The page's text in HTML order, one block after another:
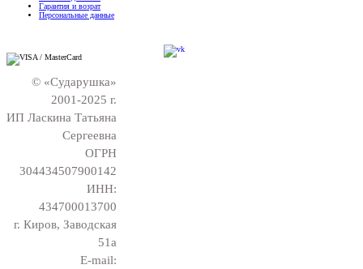
Гарантия и возрат
Персональные данные
© «Сударушка»
2001-2025 г.
ИП Ласкина Татьяна
Сергеевна
ОГРН
304434507900142
ИНН:
434700013700
г. Киров, Заводская
51а
E-mail: